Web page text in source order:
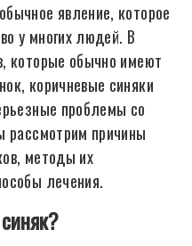
явление, которое
у многих людей. В
которые обычно имеют
коричневые синяки
проблемы со
рассмотрим причины
методы их
лечения.